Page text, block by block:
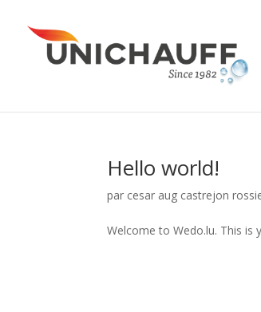
Hello world!
par cesar aug castrejon
Welcome to Wedo.lu. This is